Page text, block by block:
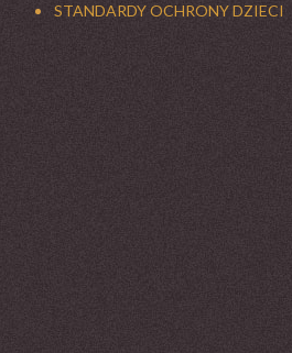
STANDARDY OCHRONY DZIECI